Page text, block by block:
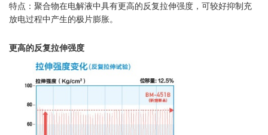
特点：聚合物在电解液中具有更高的反复拉伸强度，可较好抑制充
放电过程中产生的极片膨胀。
更高的反复拉伸强度